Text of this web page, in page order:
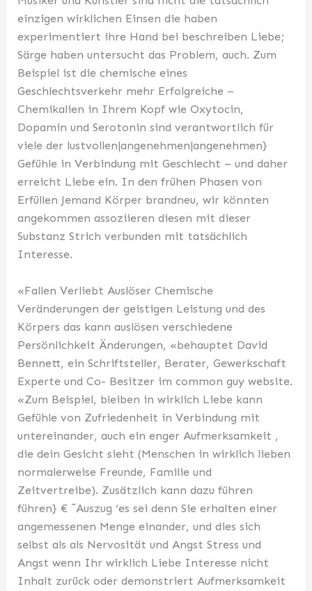
einzigen wirklichen Einsen die haben
experimentiert ihre Hand bei beschreiben Liebe;
Särge haben untersucht das Problem, auch. Zum
Beispiel ist die chemische eines
Geschlechtsverkehr mehr Erfolgreiche –
Chemikalien in Ihrem Kopf wie Oxytocin,
Dopamin und Serotonin sind verantwortlich für
viele der lustvollen|angenehmen|angenehmen}
Gefühle in Verbindung mit Geschlecht – und daher
erreicht Liebe ein. In den frühen Phasen von
Erfüllen Jemand Körper brandneu, wir könnten
angekommen assoziieren diesen mit dieser
Substanz Strich verbunden mit tatsächlich
Interesse.
«Fallen Verliebt Auslöser Chemische
Veränderungen der geistigen Leistung und des
Körpers das kann auslösen verschiedene
Persönlichkeit Änderungen, «behauptet David
Bennett, ein Schriftsteller, Berater, Gewerkschaft
Experte und Co- Besitzer im common guy website.
«Zum Beispiel, bleiben in wirklich Liebe kann
Gefühle von Zufriedenheit in Verbindung mit
untereinander, auch ein enger Aufmerksamkeit ,
die dein Gesicht sieht (Menschen in wirklich lieben
normalerweise Freunde, Familie und
Zeitvertreibe). Zusätzlich kann dazu führen
führen} € ˜Auszug ‘es sei denn Sie erhalten einer
angemessenen Menge einander, und dies sich
selbst als als Nervosität und Angst Stress und
Angst wenn Ihr wirklich Liebe Interesse nicht
Inhalt zurück oder demonstriert Aufmerksamkeit